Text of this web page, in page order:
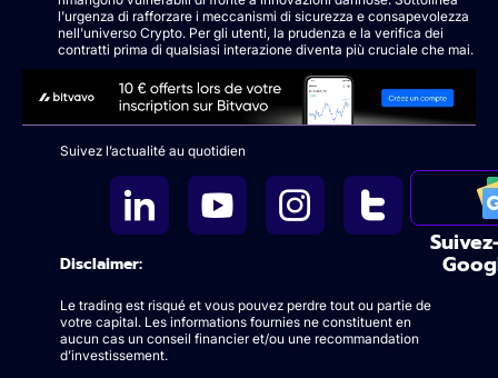
l'urgenza di rafforzare i meccanismi di sicurezza e consapevolezza
nell'universo Crypto. Per gli utenti, la prudenza e la verifica dei
contratti prima di qualsiasi interazione diventa più cruciale che mai.
Suivez l’actualité au quotidien
Disclaimer:
Le trading est risqué et vous pouvez perdre tout ou partie de
votre capital. Les informations fournies ne constituent en
aucun cas un conseil financier et/ou une recommandation
d’investissement.